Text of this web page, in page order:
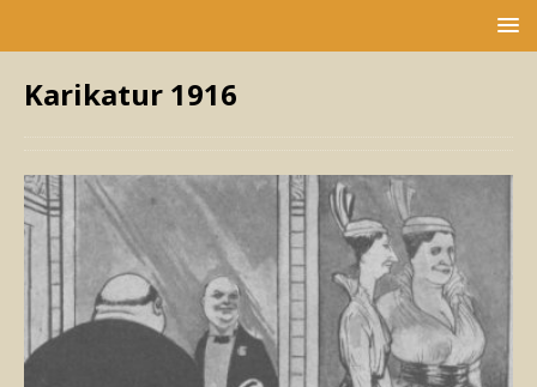
Karikatur 1916